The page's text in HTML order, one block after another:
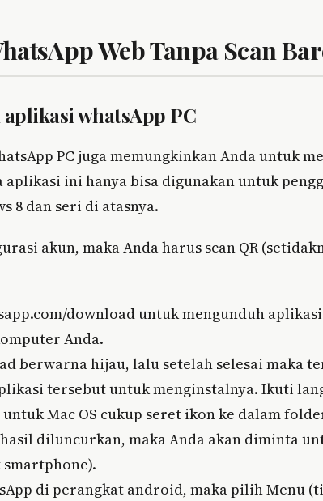
Web Tanpa Scan
whatsApp PC
PC juga memungkinkan Anda untuk
aplikasi ini hanya bisa digunakan untuk
8 dan seri di atasnya.
akun, maka Anda harus scan QR
download untuk mengunduh
Anda.
berwarna hijau, lalu setelah selesai maka
tersebut untuk menginstalnya. Ikuti
Mac OS cukup seret ikon ke dalam
diluncurkan, maka Anda akan diminta
di perangkat android, maka pilih Menu